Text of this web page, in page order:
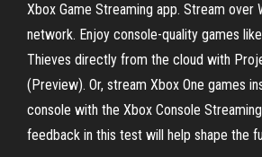
Xbox Game Streaming app. Stream over
network. Enjoy console-quality games
Thieves directly from the cloud with
(Preview). Or, stream Xbox One games
console with the Xbox Console
feedback in this test will help shape the